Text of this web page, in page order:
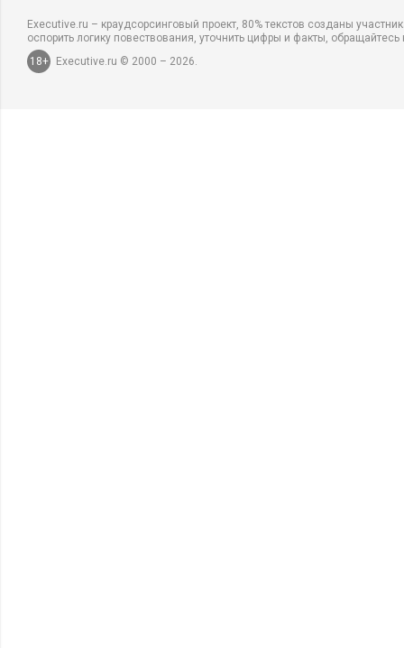
Executive.ru – краудсорсинговый проект, 80% текстов созданы
оспорить логику повествования, уточнить цифры и факты,
18+
Executive.ru © 2000 – 2026.